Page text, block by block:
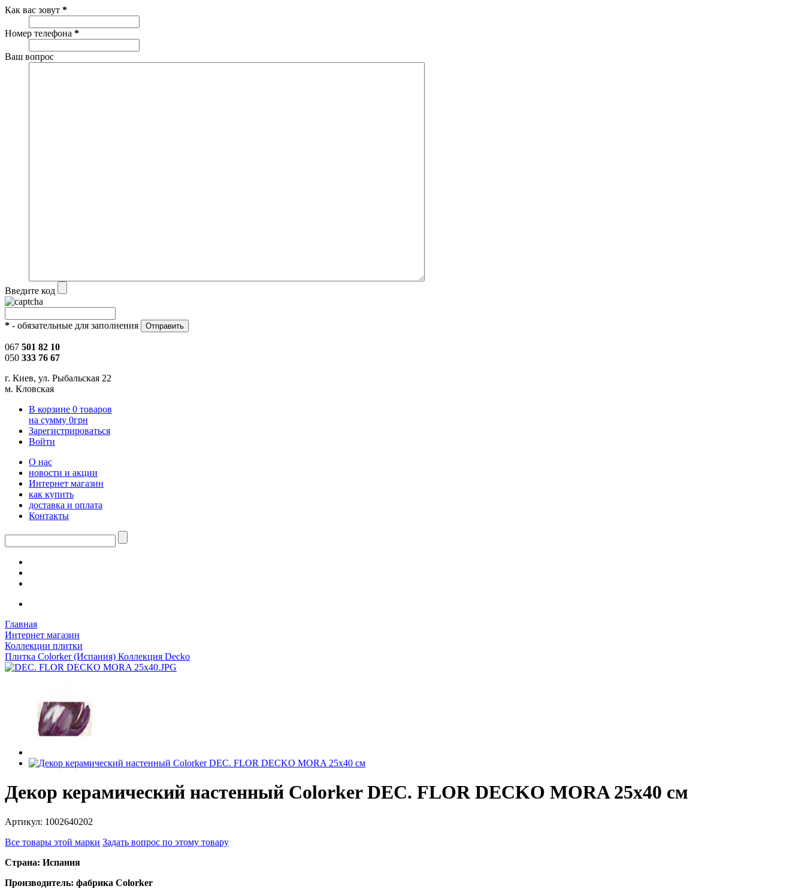
Как вас зовут *
Номер телефона *
Ваш вопрос
Введите код
* - обязательные для заполнения
067 501 82 10
050 333 76 67
г. Киев, ул. Рыбальская 22
м. Кловская
В корзине 0 товаров
на сумму 0грн
Зарегистрироваться
Войти
О нас
новости и акции
Интернет магазин
как купить
доставка и оплата
Контакты
Главная
Интернет магазин
Коллекции плитки
Плитка Colorker (Испания) Коллекция Decko
Декор керамический настенный Colorker DEC. FLOR DECKO MORA 25x40 см
Артикул: 1002640202
Все товары этой марки Задать вопрос по этому товару
Страна: Испания
Производитель: фабрика Colorker